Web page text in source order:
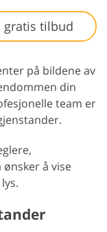
gratis tilbud
på bildene av
din
team er
å vise